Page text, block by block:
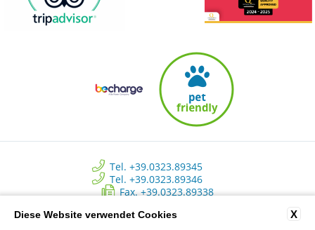
Tel. +39.0323.89345
Tel. +39.0323.89346
Fax. +39.0323.89338
X
Diese Website verwendet Cookies